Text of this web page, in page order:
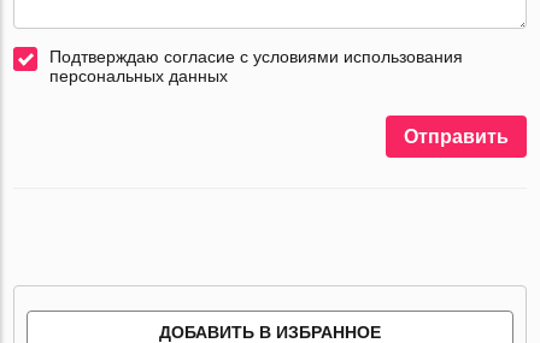
Подтверждаю согласие с условиями использования
персональных данных
Отправить
ДОБАВИТЬ В ИЗБРАННОЕ